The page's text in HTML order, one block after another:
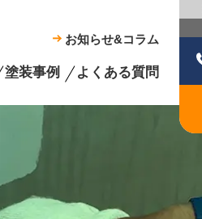
塗装事例 よくある質問
お知らせ&コラム